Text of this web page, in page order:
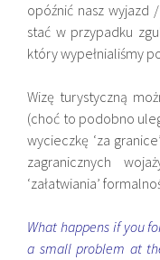
opóźnić nasz wyjazd
stać w przypadku
który wypełnialiśmy
Wizę turystyczną
(choć to podobno
wycieczkę ‘za
zagranicznych
‘załatwiania’
What happens if you
a small problem at